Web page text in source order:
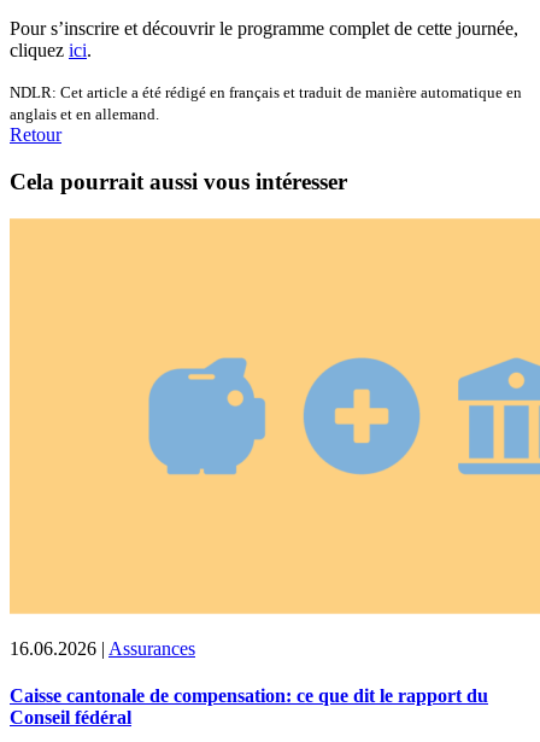
Pour s’inscrire et découvrir le programme complet de cette journée,
cliquez ici.
NDLR: Cet article a été rédigé en français et traduit de manière automatique en
anglais et en allemand.
Retour
Cela pourrait aussi vous intéresser
16.06.2026 | Assurances
Caisse cantonale de compensation: ce que dit le rapport du
Conseil fédéral